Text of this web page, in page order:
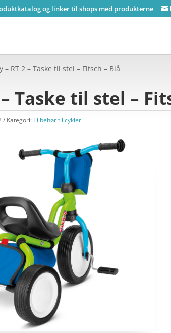
og linker til shops med produkterne
– RT 2 – Taske til stel – Fitsch – Blå
Taske til stel –
Kategori:Tilbehør til cykler